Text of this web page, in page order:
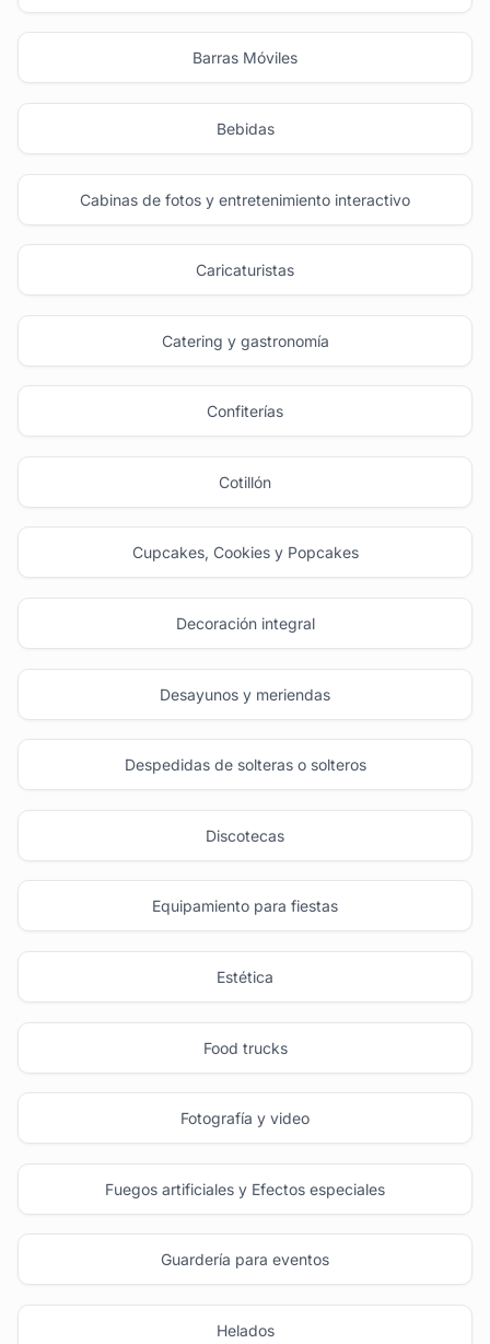
Barras Móviles
Bebidas
Cabinas de fotos y entretenimiento interactivo
Caricaturistas
Catering y gastronomía
Confiterías
Cotillón
Cupcakes, Cookies y Popcakes
Decoración integral
Desayunos y meriendas
Despedidas de solteras o solteros
Discotecas
Equipamiento para fiestas
Estética
Food trucks
Fotografía y video
Fuegos artificiales y Efectos especiales
Guardería para eventos
Helados